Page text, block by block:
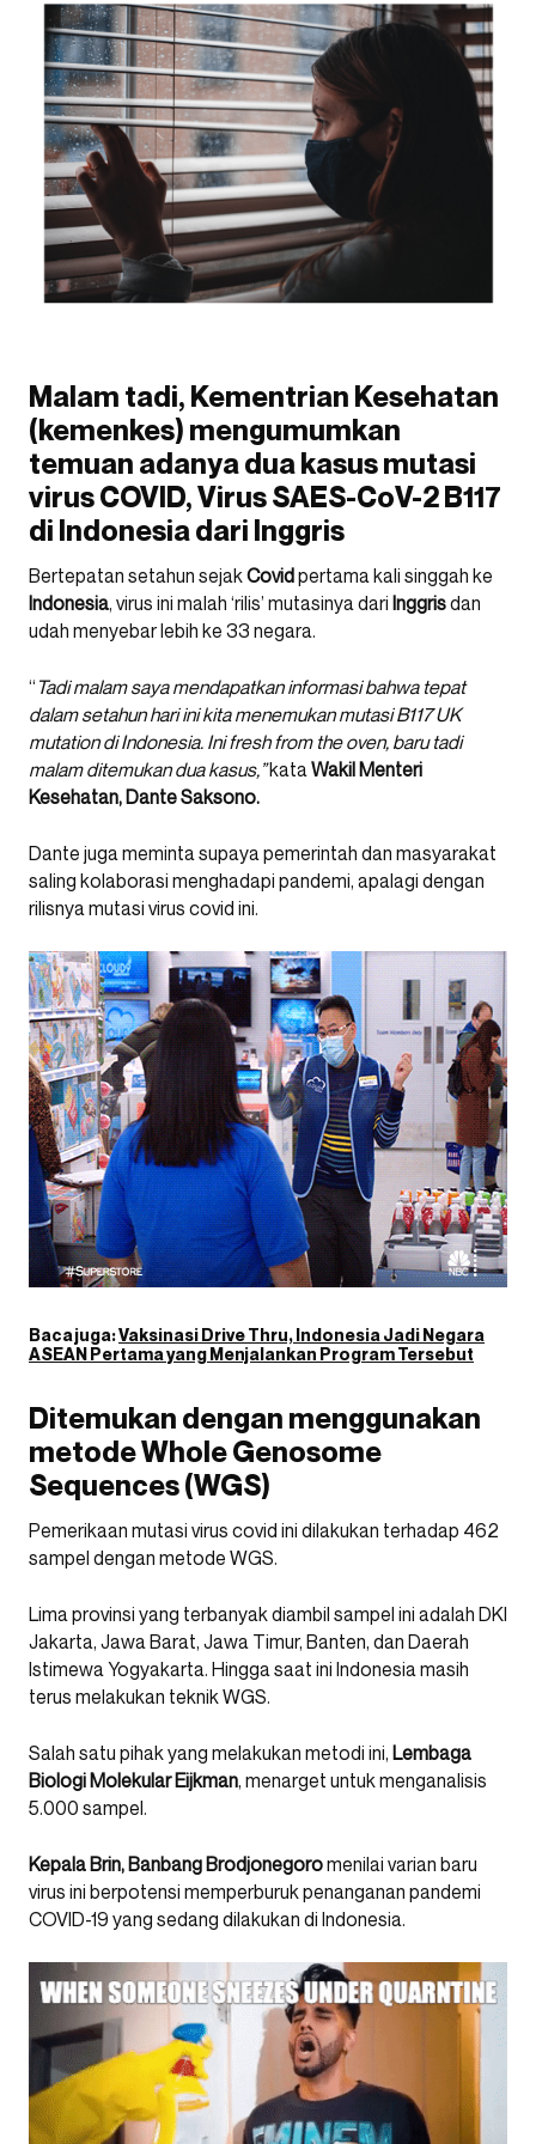
Malam tadi, Kementrian Kesehatan
(kemenkes) mengumumkan
temuan adanya dua kasus mutasi
virus COVID, Virus SAES-CoV-2 B117
di Indonesia dari Inggris
Bertepatan setahun sejakCovidpertama kali singgah ke
Indonesia, virus ini malah ‘rilis’ mutasinya dari Inggrisdan
udah menyebar lebih ke 33 negara.
“ Tadi malam saya mendapatkan informasi bahwa tepat
dalam setahun hari ini kita menemukan mutasi B117 UK
mutation di Indonesia. Ini fresh from the oven, baru tadi
malam ditemukan dua kasus,”kataWakil Menteri
Kesehatan, Dante Saksono.
Dante juga meminta supaya pemerintah dan masyarakat
saling kolaborasi menghadapi pandemi, apalagi dengan
rilisnya mutasi virus covid ini.
Baca juga:Vaksinasi Drive Thru, Indonesia Jadi Negara
ASEAN Pertama yang Menjalankan Program Tersebut
Ditemukan dengan menggunakan
metode Whole Genosome
Sequences (WGS)
Pemerikaan mutasi virus covid ini dilakukan terhadap 462
sampel dengan metode WGS.
Lima provinsi yang terbanyak diambil sampel ini adalah DKI
Jakarta, Jawa Barat, Jawa Timur, Banten, dan Daerah
Istimewa Yogyakarta. Hingga saat ini Indonesia masih
terus melakukan teknik WGS.
Salah satu pihak yang melakukan metodi ini, Lembaga
Biologi Molekular Eijkman, menarget untuk menganalisis
5.000 sampel.
Kepala Brin, Banbang Brodjonegoromenilai varian baru
virus ini berpotensi memperburuk penanganan pandemi
COVID-19 yang sedang dilakukan di Indonesia.